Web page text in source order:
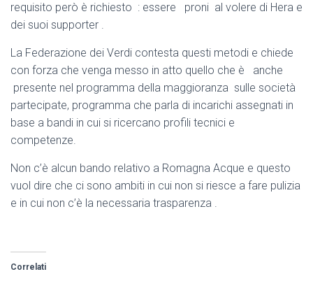
requisito però è richiesto : essere proni al volere di Hera e
dei suoi supporter .
La Federazione dei Verdi contesta questi metodi e chiede
con forza che venga messo in atto quello che è anche
presente nel programma della maggioranza sulle società
partecipate, programma che parla di incarichi assegnati in
base a bandi in cui si ricercano profili tecnici e
competenze.
Non c’è alcun bando relativo a Romagna Acque e questo
vuol dire che ci sono ambiti in cui non si riesce a fare pulizia
e in cui non c’è la necessaria trasparenza .
Correlati